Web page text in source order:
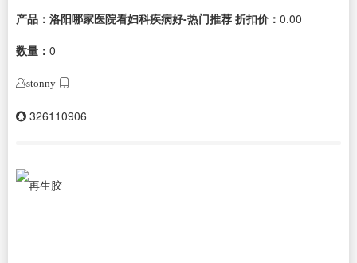
产品：洛阳哪家医院看妇科疾病好-热门推荐 折扣价： 0.00
数量： 0
stonny
326110906